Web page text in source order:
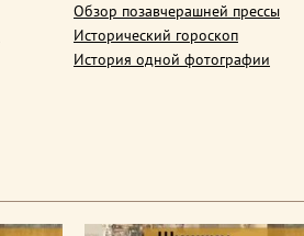
Обзор позавчерашней прессы
Исторический гороскоп
История одной фотографии